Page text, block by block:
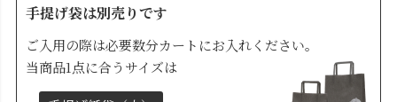
手提げ袋は別売りです
ご入用の際は必要数分カートにお入れください。
当商品1点に合うサイズは